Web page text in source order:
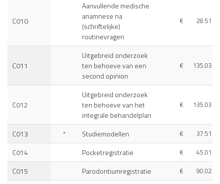
C010
Aanvullende medische
anamnese na
(schriftelijke)
routinevragen
€ 28.51
C011
Uitgebreid onderzoek
ten behoeve van een
second opinion
€ 135.03
C012
Uitgebreid onderzoek
ten behoeve van het
integrale behandelplan
€ 135.03
C013 * Studiemodellen € 37.51
C014 Pocketregistratie € 45.01
C015 Parodontiumregistratie € 90.02